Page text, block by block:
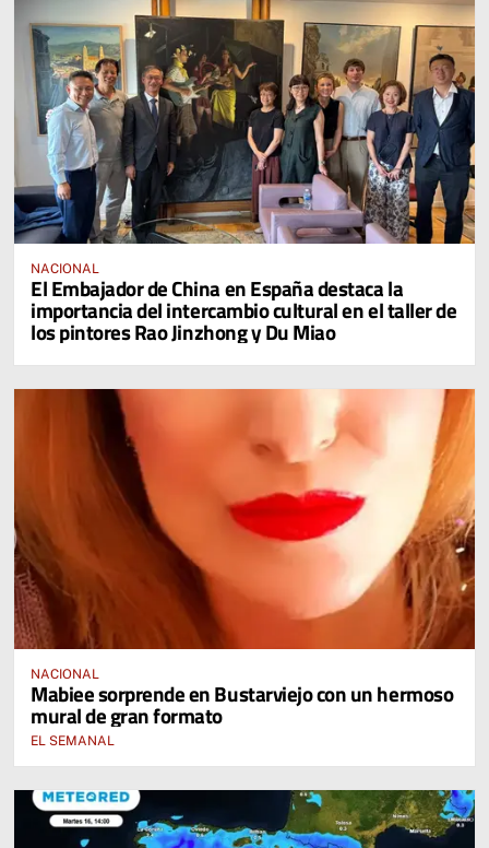
NACIONAL
El Embajador de China en España destaca la
importancia del intercambio cultural en el taller de
los pintores Rao Jinzhong y Du Miao
NACIONAL
Mabiee sorprende en Bustarviejo con un hermoso
mural de gran formato
EL SEMANAL